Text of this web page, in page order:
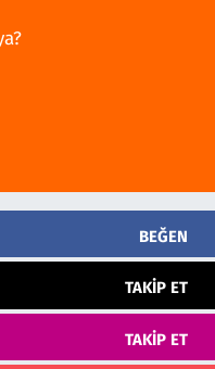
BEĞEN
TAKIP ET
TAKIP ET